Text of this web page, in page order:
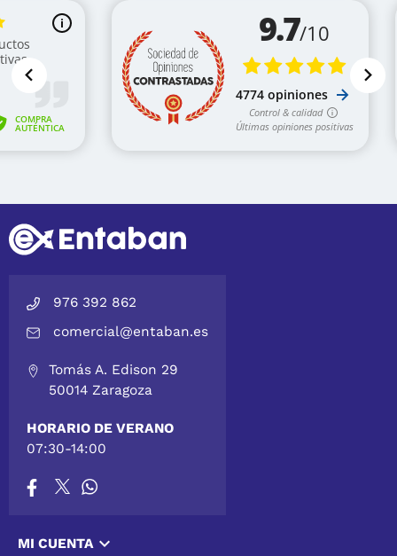
976 392 862
comercial@entaban.es
Tomás A. Edison 29
50014 Zaragoza
HORARIO DE VERANO
07:30-14:00
MI CUENTA 